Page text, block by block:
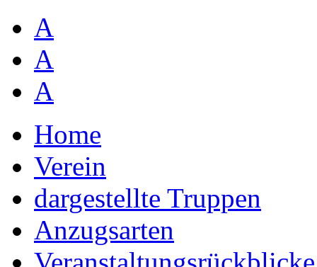
A
A
A
Home
Verein
dargestellte Truppen
Anzugsarten